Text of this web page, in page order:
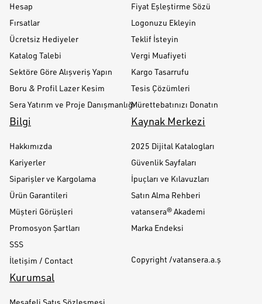
Hesap
Fırsatlar
Ücretsiz Hediyeler
Katalog Talebi
Sektöre Göre Alışveriş Yapın
Boru & Profil Lazer Kesim
Sera Yatırım ve Proje Danışmanlığı
Fiyat Eşleştirme Sözü
Logonuzu Ekleyin
Teklif İsteyin
Vergi Muafiyeti
Kargo Tasarrufu
Tesis Çözümleri
Mürettebatınızı Donatın
Bilgi
Hakkımızda
Kariyerler
Siparişler ve Kargolama
Ürün Garantileri
Müşteri Görüşleri
Promosyon Şartları
SSS
İletişim / Contact
Kaynak Merkezi
2025 Dijital Katalogları
Güvenlik Sayfaları
İpuçları ve Kılavuzları
Satın Alma Rehberi
vatansera® Akademi
Marka Endeksi
Copyright /vatansera.a.ş
Kurumsal
Mesafeli Satış Sözleşmesi